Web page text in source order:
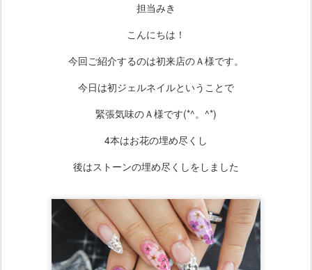
担当みき
こんにちは！
今回ご紹介するのは初来店のＡ様です。
今日は初ジェルネイルということで
緊張気味のＡ様です(*^。^*)
4本はお花の埋め尽くし
後はストーンの埋め尽くしをしました